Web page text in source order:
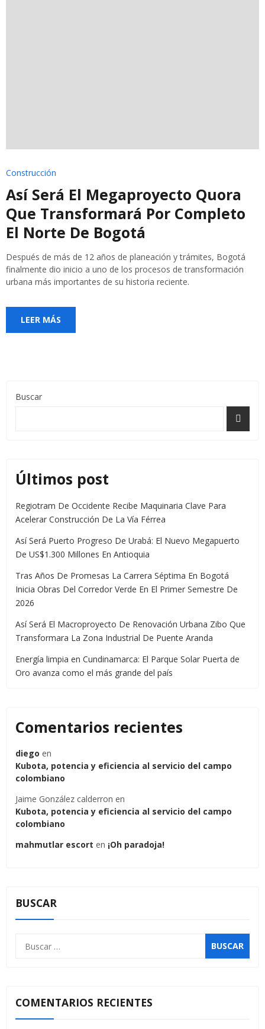
Construcción
Así Será El Megaproyecto Quora
Que Transformará Por Completo
El Norte De Bogotá
Después de más de 12 años de planeación y trámites, Bogotá
finalmente dio inicio a uno de los procesos de transformación
urbana más importantes de su historia reciente.
LEER MÁS
Buscar
Últimos post
Regiotram De Occidente Recibe Maquinaria Clave Para
Acelerar Construcción De La Vía Férrea
Así Será Puerto Progreso De Urabá: El Nuevo Megapuerto
De US$1.300 Millones En Antioquia
Tras Años De Promesas La Carrera Séptima En Bogotá
Inicia Obras Del Corredor Verde En El Primer Semestre De
2026
Así Será El Macroproyecto De Renovación Urbana Zibo Que
Transformara La Zona Industrial De Puente Aranda
Energía limpia en Cundinamarca: El Parque Solar Puerta de
Oro avanza como el más grande del país
Comentarios recientes
diego en
Kubota, potencia y eficiencia al servicio del campo
colombiano
Jaime González calderron en
Kubota, potencia y eficiencia al servicio del campo
colombiano
mahmutlar escort en ¡Oh paradoja!
BUSCAR
COMENTARIOS RECIENTES